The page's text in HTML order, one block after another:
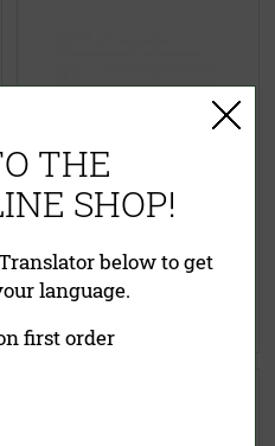
139,00 €(UVP)
inklusive MwSt.exkl.
Versandkosten
Jetzt kaufen
THE
SHOP!
below to get
language.
first order